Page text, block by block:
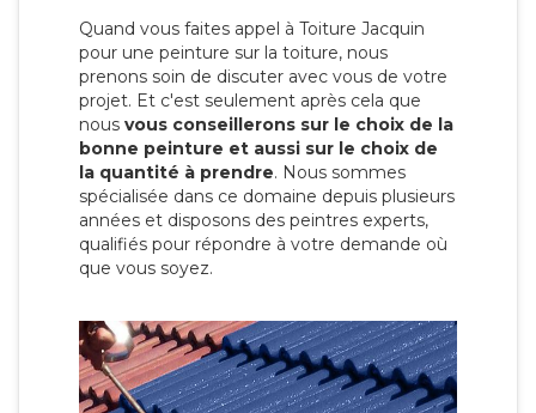
Quand vous faites appel à Toiture Jacquin
pour une peinture sur la toiture, nous
prenons soin de discuter avec vous de votre
projet. Et c'est seulement après cela que
nous vous conseillerons sur le choix de la
bonne peinture et aussi sur le choix de
la quantité à prendre. Nous sommes
spécialisée dans ce domaine depuis plusieurs
années et disposons des peintres experts,
qualifiés pour répondre à votre demande où
que vous soyez.